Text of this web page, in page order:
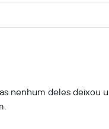
nenhum deles deixou